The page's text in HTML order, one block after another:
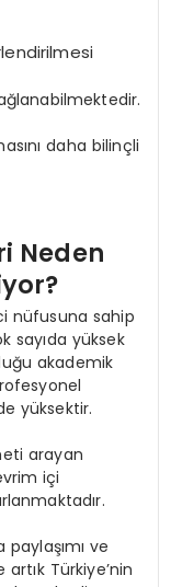
daha bilinçli
Neden
nüfusuna sahip
sayıda yüksek
akademik
yüksektir.
arayan
içi
ve
Türkiye’nin